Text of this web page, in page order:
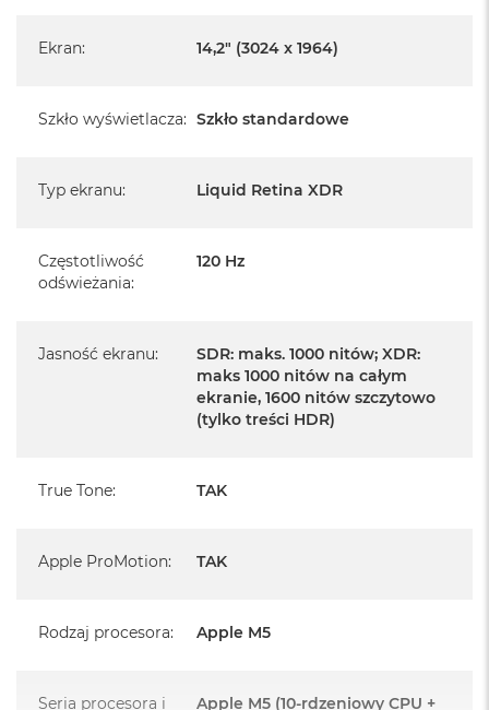
Realizowaną w każdym autoryzowanym punkcie
Szczegółowe informacje na ten temat uzyskają Państwo
Posiada fabryczne zafoliowane opakowanie
polskim oraz polskie menu
Zawartość zestawu:
14 -calowy MacBook Pro
Układ klawiatury:
Ekran: 14,2" (3024 x 1964)
Szkło wyświetlacza: Szkło standardowe
Typ ekranu: Liquid Retina XDR
Częstotliwość
odświeżania:
120 Hz
Jasność ekranu:
SDR: maks. 1000 nitów; XDR:
maks 1000 nitów na całym
ekranie, 1600 nitów szczytowo
(tylko treści HDR)
True Tone: TAK
Apple ProMotion: TAK
Rodzaj procesora: Apple M5
Seria procesora i
Apple M5 (10-rdzeniowy CPU +